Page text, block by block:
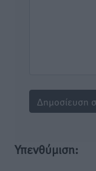
Υπενθύμιση: